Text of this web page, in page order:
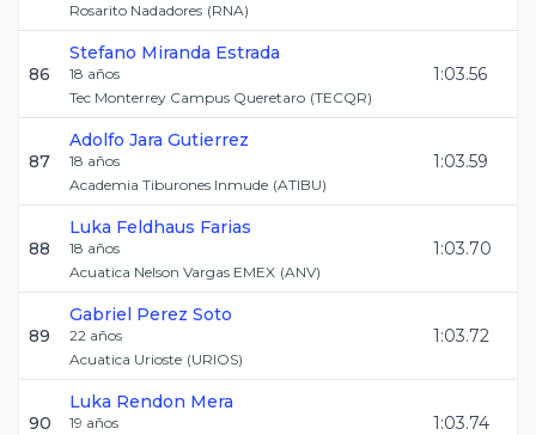
Rosarito Nadadores (RNA)
86
Stefano Miranda Estrada
18 años
Tec Monterrey Campus Queretaro (TECQR)
1:03.56
87
Adolfo Jara Gutierrez
18 años
Academia Tiburones Inmude (ATIBU)
1:03.59
88
Luka Feldhaus Farias
18 años
Acuatica Nelson Vargas EMEX (ANV)
1:03.70
89
Gabriel Perez Soto
22 años
Acuatica Urioste (URIOS)
1:03.72
90
Luka Rendon Mera
19 años
1:03.74